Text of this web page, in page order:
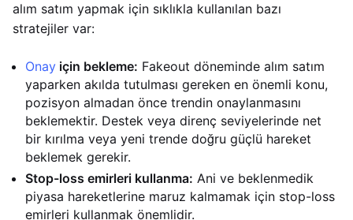
alım satım yapmak için sıklıkla kullanılan bazı
stratejiler var:
Onay için bekleme: Fakeout döneminde alım satım
yaparken akılda tutulması gereken en önemli konu,
pozisyon almadan önce trendin onaylanmasını
beklemektir. Destek veya direnç seviyelerinde net
bir kırılma veya yeni trende doğru güçlü hareket
beklemek gerekir.
Stop-loss emirleri kullanma: Ani ve beklenmedik
piyasa hareketlerine maruz kalmamak için stop-loss
emirleri kullanmak önemlidir.